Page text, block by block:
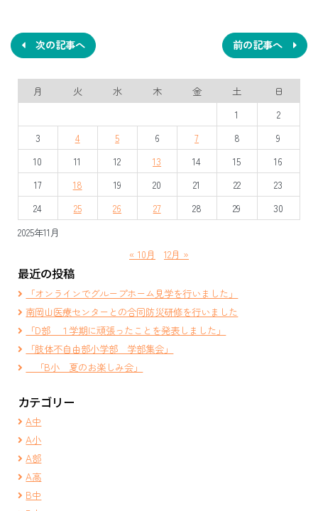
稿
ナ
ビ
ゲ
ー
シ
ョ
ン
前の記事へ
次の記事へ
2025年11月
月 火 水 木 金 土
日
1
2
3
4 5 6 7 8
9
10
11 12 13 14 15
16
17
18 19 20 21 22
23
24
25 26 27 28 29 30
« 10月 12月 »
最近の投稿
「オンラインでグループホーム見学を行いました」
南岡山医療センターとの合同防災研修を行いました
「D部 １学期に頑張ったことを発表しました」
「肢体不自由部小学部 学部集会」
「B小 夏のお楽しみ会」
カテゴリー
A中
A小
A部
A高
B中